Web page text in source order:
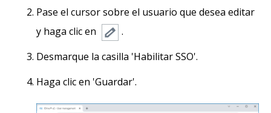
Pase el cursor sobre el usuario que desea editar
y haga clic en
.
Desmarque la casilla 'Habilitar SSO'.
Haga clic en 'Guardar'.